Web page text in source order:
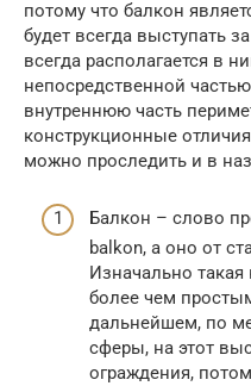
потому что балкон
будет всегда выступать
всегда располагается в
непосредственной
внутреннюю часть
конструкционные
можно проследить и в
Балкон – слово
balkon, а оно от
Изначально такая
более чем
дальнейшем, по
сферы, на этот
ограждения,